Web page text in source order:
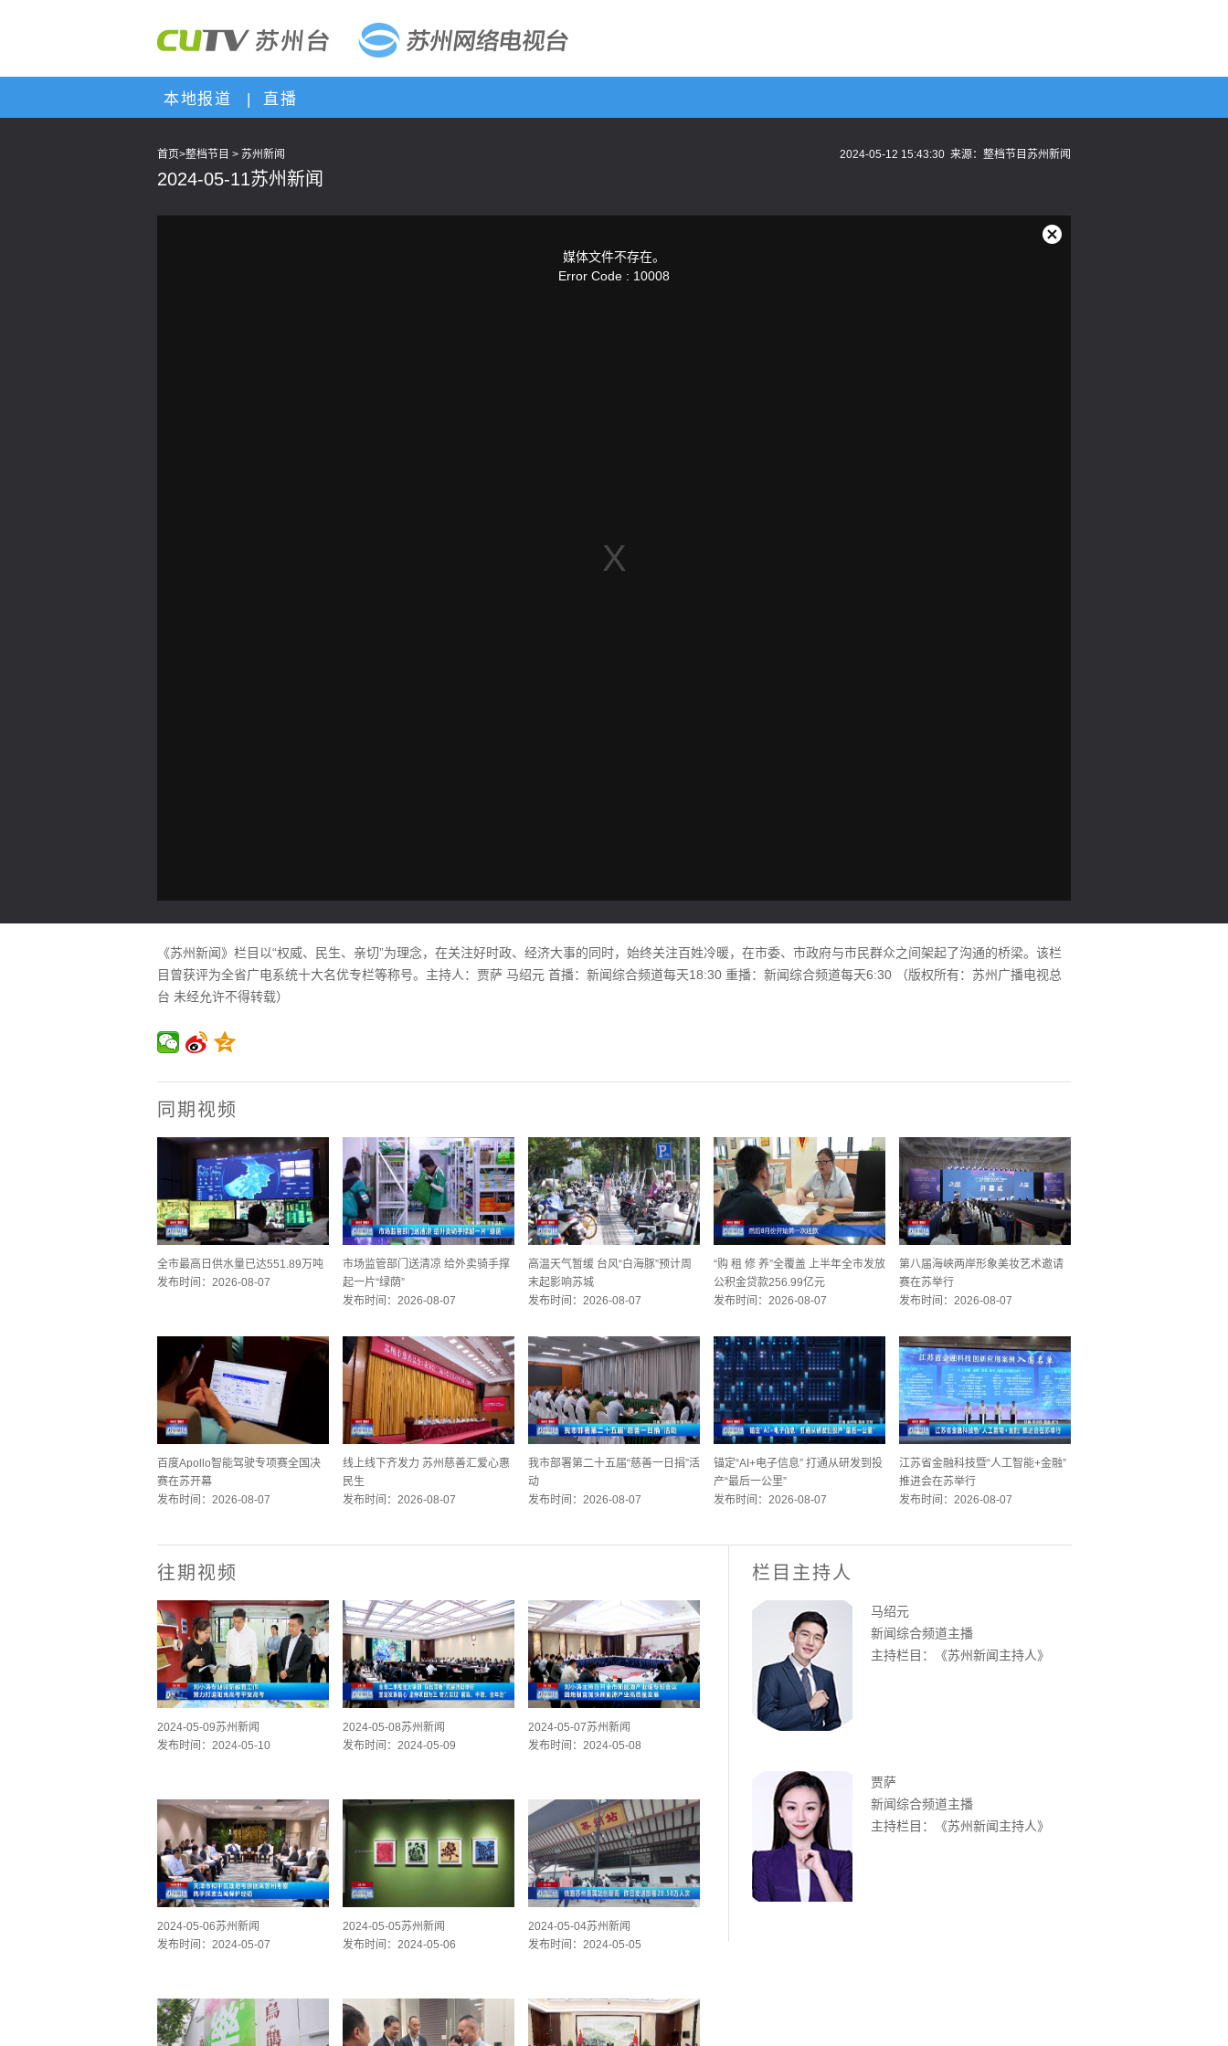
本地报道 | 直播
首页>整档节目 > 苏州新闻 2024-05-12 15:43:30 来源： 整档节目苏州新闻
2024-05-11苏州新闻
媒体文件不存在。
Error Code : 10008
关
《苏州新闻》栏目以“权威、民生、亲切”为理念，在关注好时政、经济大事的同时，始终关注百姓冷暖，在市委、市政府与市民群众之间架起了沟通的桥梁。该栏
目曾获评为全省广电系统十大名优专栏等称号。主持人：贾萨 马绍元 首播：新闻综合频道每天18:30 重播：新闻综合频道每天6:30 （版权所有：苏州广播电视总
台 未经允许不得转载）
同期视频
全市最高日供水量已达551.89万吨
发布时间：2026-08-07
市场监管部门送清凉 给外卖骑手撑
起一片“绿荫”
发布时间：2026-08-07
高温天气暂缓 台风“白海豚”预计周
末起影响苏城
发布时间：2026-08-07
“购 租 修 养”全覆盖 上半年全市发放
公积金贷款256.99亿元
发布时间：2026-08-07
第八届海峡两岸形象美妆艺术邀请
赛在苏举行
发布时间：2026-08-07
百度Apollo智能驾驶专项赛全国决
赛在苏开幕
发布时间：2026-08-07
线上线下齐发力 苏州慈善汇爱心惠
民生
发布时间：2026-08-07
我市部署第二十五届“慈善一日捐”活
动
发布时间：2026-08-07
锚定“AI+电子信息” 打通从研发到投
产“最后一公里”
发布时间：2026-08-07
江苏省金融科技暨“人工智能+金融”
推进会在苏举行
发布时间：2026-08-07
往期视频
2024-05-09苏州新闻
发布时间：2024-05-10
2024-05-08苏州新闻
发布时间：2024-05-09
2024-05-07苏州新闻
发布时间：2024-05-08
2024-05-06苏州新闻
发布时间：2024-05-07
2024-05-05苏州新闻
发布时间：2024-05-06
2024-05-04苏州新闻
发布时间：2024-05-05
栏目主持人
马绍元
新闻综合频道主播
主持栏目：《苏州新闻主持人》
贾萨
新闻综合频道主播
主持栏目：《苏州新闻主持人》